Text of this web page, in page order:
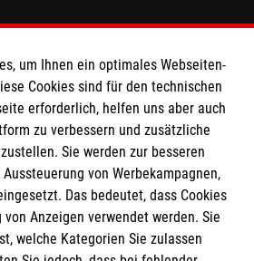
4004 4000 33
instagram LinkedIn
um Ihnen ein optimales Webseiten-
Cookies sind für den technischen
erforderlich, helfen uns aber auch
zu verbessern und zusätzliche
Sie werden zur besseren
von Werbekampagnen,
Das bedeutet, dass Cookies
Anzeigen verwendet werden. Sie
welche Kategorien Sie zulassen